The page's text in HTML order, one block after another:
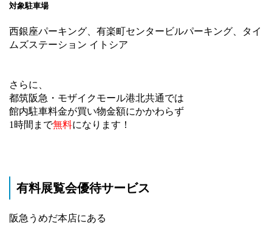
対象駐車場
西銀座パーキング、有楽町センタービルパーキング、タイ
ムズステーション イトシア
さらに、
都筑阪急・モザイクモール港北共通では
館内駐車料金が買い物金額にかかわらず
1時間まで無料になります！
有料展覧会優待サービス
阪急うめだ本店にある